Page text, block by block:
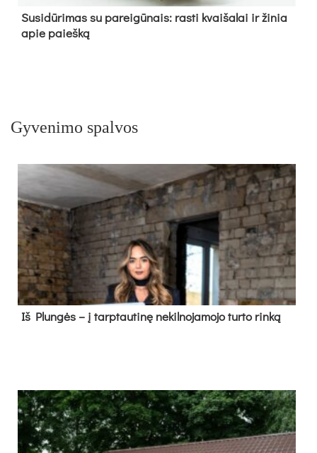
Su­si­dū­ri­mas su pa­rei­gū­nais: ras­ti kvai­ša­lai ir ži­nia
apie paieš­ką
Gyvenimo spalvos
Iš Plungės – į tarptautinę nekilnojamojo turto rinką